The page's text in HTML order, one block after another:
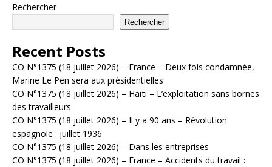
Rechercher
Rechercher
Recent Posts
CO N°1375 (18 juillet 2026) – France – Deux fois condamnée,
Marine Le Pen sera aux présidentielles
CO N°1375 (18 juillet 2026) – Haïti – L’exploitation sans bornes
des travailleurs
CO N°1375 (18 juillet 2026) – Il y a 90 ans – Révolution
espagnole : juillet 1936
CO N°1375 (18 juillet 2026) – Dans les entreprises
CO N°1375 (18 juillet 2026) – France – Accidents du travail :